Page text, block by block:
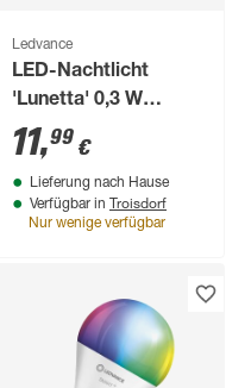
Ledvance
LED-Nachtlicht
'Lunetta' 0,3 W
Farbwechsler 6,2 x
6,2 cm
11,99 €
Lieferung nach Hause
Verfügbar in Troisdorf
Nur wenige verfügbar